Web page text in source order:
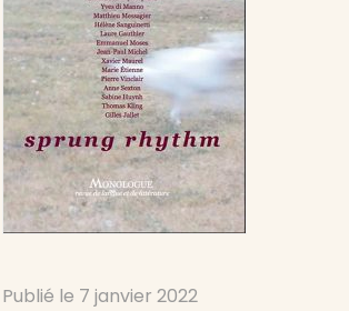
Publié le 7 janvier 2022